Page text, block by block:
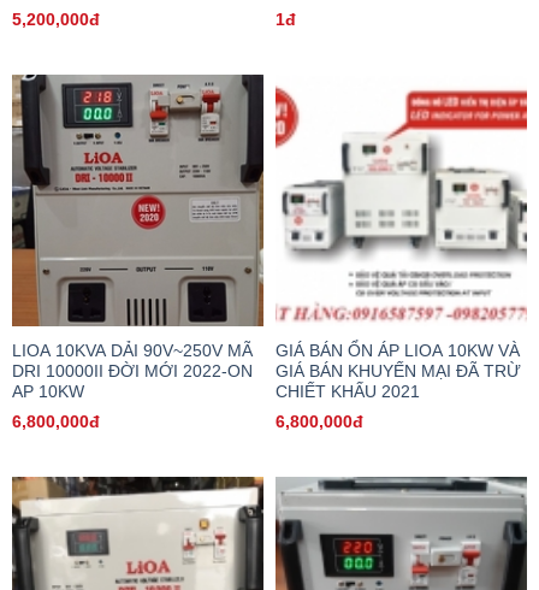
5,200,000đ
1đ
LIOA 10KVA DẢI 90V~250V MÃ
DRI 10000II ĐỜI MỚI 2022-ON
AP 10KW
6,800,000đ
GIÁ BÁN ỔN ÁP LIOA 10KW VÀ
GIÁ BÁN KHUYẾN MẠI ĐÃ TRỪ
CHIẾT KHẤU 2021
6,800,000đ